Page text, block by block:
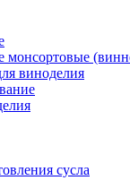
виноделия
сусла